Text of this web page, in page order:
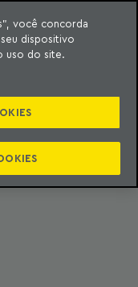
você concorda
dispositivo
uso do site.